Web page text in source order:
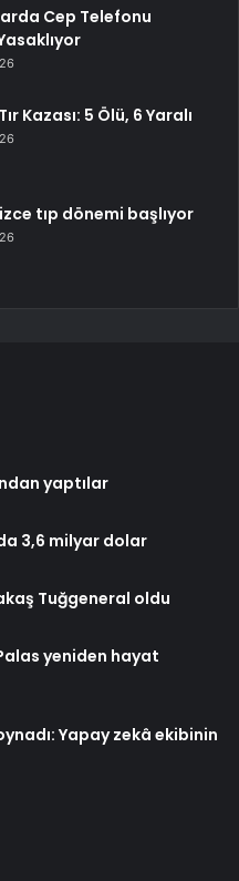
Cep Telefonu
Kazası: 5 Ölü, 6 Yaralı
tıp dönemi başlıyor
yaptılar
3,6 milyar dolar
Tuğgeneral oldu
yeniden hayat
Yapay zekâ ekibinin